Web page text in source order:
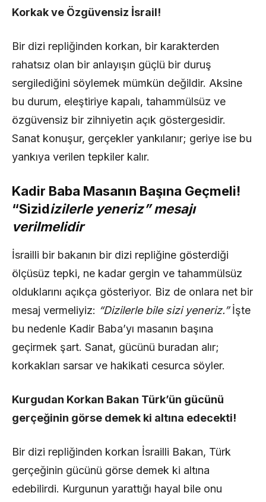
Korkak ve Özgüvensiz İsrail!
Bir dizi repliğinden korkan, bir karakterden
rahatsız olan bir anlayışın güçlü bir duruş
sergilediğini söylemek mümkün değildir. Aksine
bu durum, eleştiriye kapalı, tahammülsüz ve
özgüvensiz bir zihniyetin açık göstergesidir.
Sanat konuşur, gerçekler yankılanır; geriye ise bu
yankıya verilen tepkiler kalır.
Kadir Baba Masanın Başına Geçmeli!
“Sizidizilerle yeneriz” mesajı
verilmelidir
İsrailli bir bakanın bir dizi repliğine gösterdiği
ölçüsüz tepki, ne kadar gergin ve tahammülsüz
olduklarını açıkça gösteriyor. Biz de onlara net bir
mesaj vermeliyiz: “Dizilerle bile sizi yeneriz.”İşte
bu nedenle Kadir Baba’yı masanın başına
geçirmek şart. Sanat, gücünü buradan alır;
korkakları sarsar ve hakikati cesurca söyler.
Kurgudan Korkan Bakan Türk’ün gücünü
gerçeğinin görse demek ki altına edecekti!
Bir dizi repliğinden korkan İsrailli Bakan, Türk
gerçeğinin gücünü görse demek ki altına
edebilirdi. Kurgunun yarattığı hayal bile onu